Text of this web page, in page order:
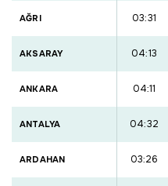
AĞRI 03:31
AKSARAY 04:13
ANKARA 04:11
ANTALYA 04:32
ARDAHAN 03:26